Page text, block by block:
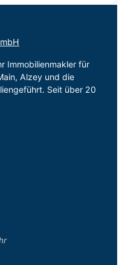
Immobilienmakler für
Alzey und die
Seit über 20